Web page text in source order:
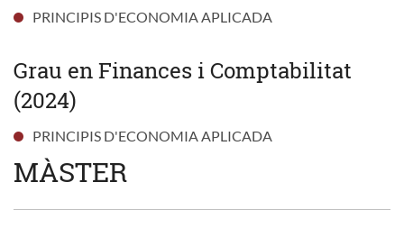
PRINCIPIS D'ECONOMIA APLICADA
Grau en Finances i Comptabilitat
(2024)
PRINCIPIS D'ECONOMIA APLICADA
MÀSTER